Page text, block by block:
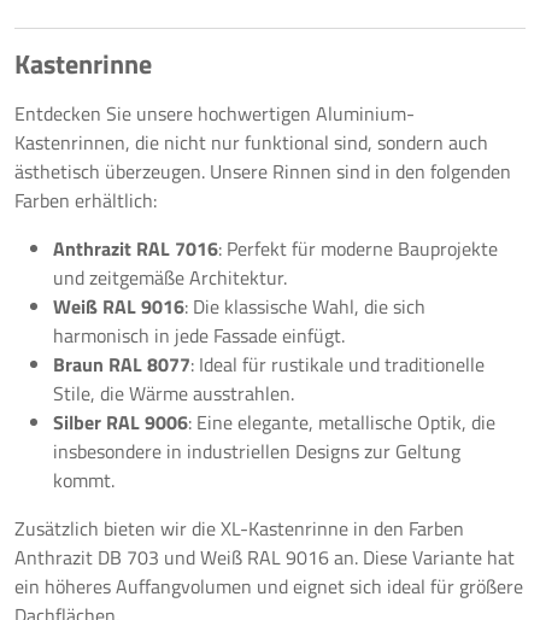
Kastenrinne
Entdecken Sie unsere hochwertigen Aluminium-
Kastenrinnen, die nicht nur funktional sind, sondern auch
ästhetisch überzeugen. Unsere Rinnen sind in den folgenden
Farben erhältlich:
Anthrazit RAL 7016: Perfekt für moderne Bauprojekte
und zeitgemäße Architektur.
Weiß RAL 9016: Die klassische Wahl, die sich
harmonisch in jede Fassade einfügt.
Braun RAL 8077: Ideal für rustikale und traditionelle
Stile, die Wärme ausstrahlen.
Silber RAL 9006: Eine elegante, metallische Optik, die
insbesondere in industriellen Designs zur Geltung
kommt.
Zusätzlich bieten wir die XL-Kastenrinne in den Farben
Anthrazit DB 703 und Weiß RAL 9016 an. Diese Variante hat
ein höheres Auffangvolumen und eignet sich ideal für größere